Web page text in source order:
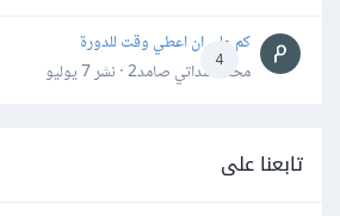
4
كم علي ان اعطي وقت للدورة
محمد سداتي صامد2 · نشر
7 يوليو
تابعنا على